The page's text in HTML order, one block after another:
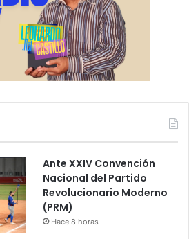
Ante XXIV Convención
Nacional del Partido
Revolucionario Moderno
(PRM)
Hace 8 horas